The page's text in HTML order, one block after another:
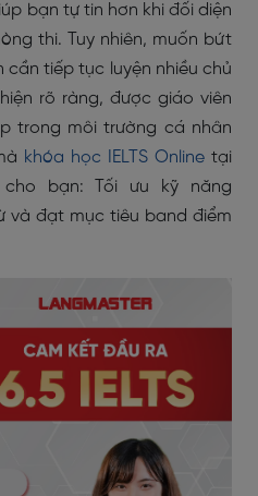
bạn tự tin hơn khi đối diện
thi. Tuy nhiên, muốn bứt
cần tiếp tục luyện nhiều chủ
rõ ràng, được giáo viên
trong môi trường cá nhân
khóa học IELTS Online tại
cho bạn: Tối ưu kỹ năng
và đạt mục tiêu band điểm